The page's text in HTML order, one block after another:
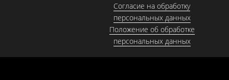
Согласие на обработку
персональных данных
Положение об обработке
персональных данных